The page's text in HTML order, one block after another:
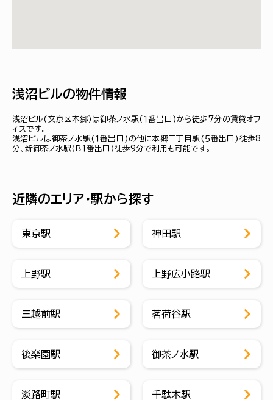
浅沼ビルの物件情報
浅沼ビル(文京区本郷)は御茶ノ水駅(１番出口)から徒歩7分の賃貸オフ
ィスです。
浅沼ビルは御茶ノ水駅(１番出口)の他に本郷三丁目駅(５番出口)徒歩8
分、新御茶ノ水駅(Ｂ１番出口)徒歩9分で利用も可能です。
近隣のエリア・駅から探す
東京駅 神田駅
上野駅 上野広小路駅
三越前駅 茗荷谷駅
後楽園駅 御茶ノ水駅
淡路町駅 千駄木駅